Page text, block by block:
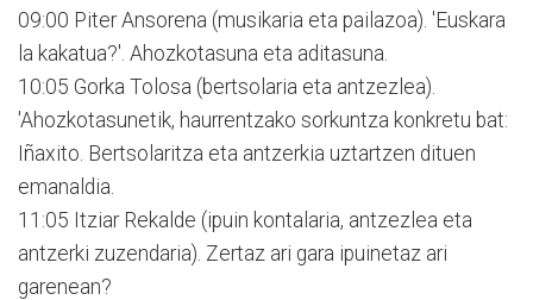
09:00 Piter Ansorena (musikaria eta pailazoa). 'Euskara
la kakatua?'. Ahozkotasuna eta aditasuna.
10:05 Gorka Tolosa (bertsolaria eta antzezlea).
'Ahozkotasunetik, haurrentzako sorkuntza konkretu bat:
Iñaxito. Bertsolaritza eta antzerkia uztartzen dituen
emanaldia.
11:05 Itziar Rekalde (ipuin kontalaria, antzezlea eta
antzerki zuzendaria). Zertaz ari gara ipuinetaz ari
garenean?